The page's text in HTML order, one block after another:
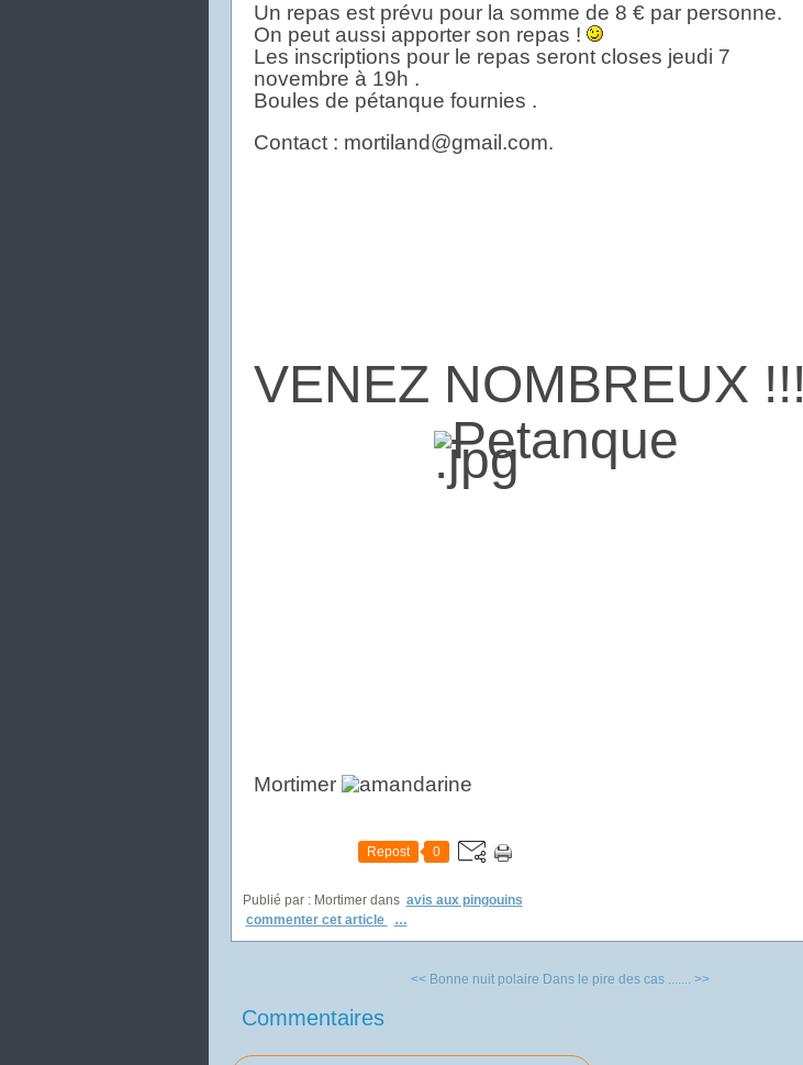
Un repas est prévu pour la somme de 8 € par personne.
On peut aussi apporter son repas !
Les inscriptions pour le repas seront closes jeudi 7
novembre à 19h .
Boules de pétanque fournies .
Contact : mortiland@gmail.com.
VENEZ NOMBREUX !!!
Mortimer
Repost 0
Publié par : Mortimer dans avis aux pingouins
commenter cet article
…
<< Bonne nuit polaire Dans le pire des cas ....... >>
Commentaires